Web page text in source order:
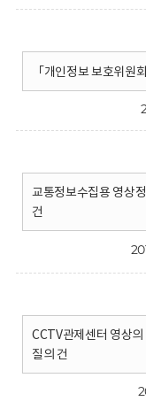
「개인정보 보호위원
교통정보수집용 영상
건
CCTV관제센터 영상
질의 건